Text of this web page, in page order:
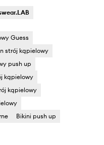
Guess
strój kąpielowy
push up
kąpielowy
kąpielowy
Bikini push up